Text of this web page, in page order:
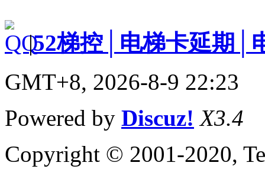
|52梯控│电梯卡延期│
GMT+8, 2026-8-9 22:23
Powered by Discuz! X3.4
Copyright © 2001-2020,